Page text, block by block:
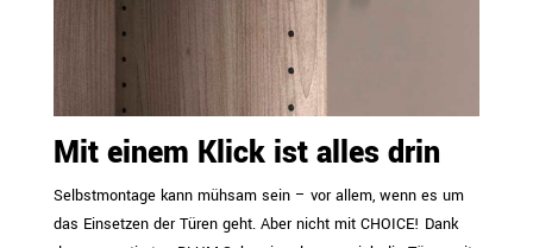
Mit einem Klick ist alles drin
Selbstmontage kann mühsam sein – vor allem, wenn es um
das Einsetzen der Türen geht. Aber nicht mit CHOICE! Dank